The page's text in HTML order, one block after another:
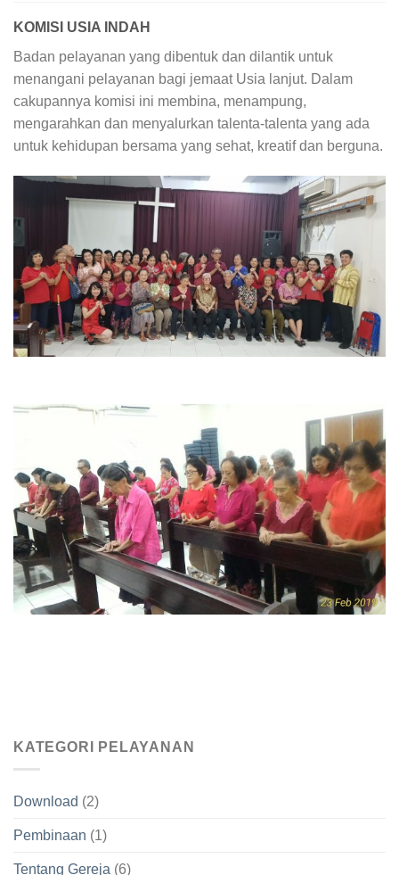
KOMISI USIA INDAH
Badan pelayanan yang dibentuk dan dilantik untuk
menangani pelayanan bagi jemaat Usia lanjut. Dalam
cakupannya komisi ini membina, menampung,
mengarahkan dan menyalurkan talenta-talenta yang ada
untuk kehidupan bersama yang sehat, kreatif dan berguna.
KATEGORI PELAYANAN
Download (2)
Pembinaan (1)
Tentang Gereja (6)